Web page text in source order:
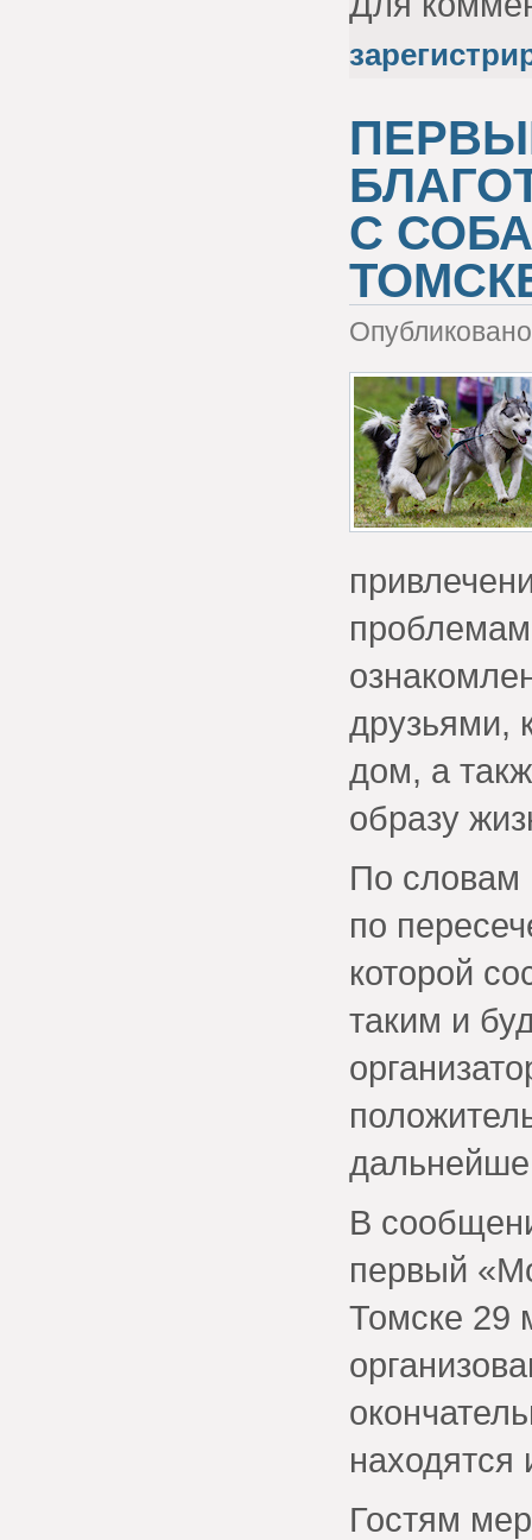
С
друзьями,
дом, а
образу
По словам
по
которой
таким и
В
первый
Томске 29
Гостям